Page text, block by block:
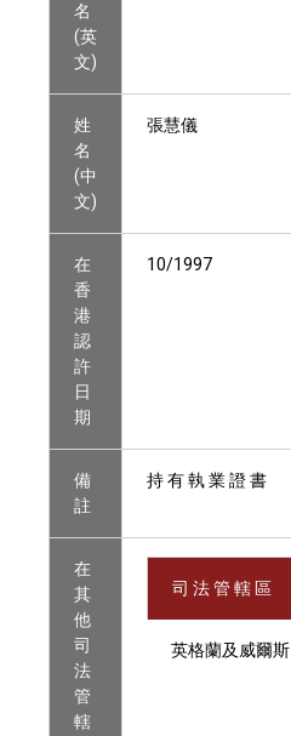
名
(英
文)
姓
名
(中
文)
張慧儀
在
香
港
認
許
日
期
10/1997
備
註
持 有 執 業 證 書
在
其
他
司
法
管
轄
司 法 管 轄 區
英格蘭及威爾斯